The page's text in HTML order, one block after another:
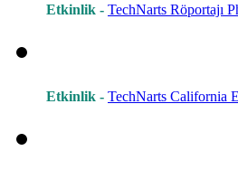
Etkinlik - TechNarts Röportajı
Etkinlik - TechNarts California